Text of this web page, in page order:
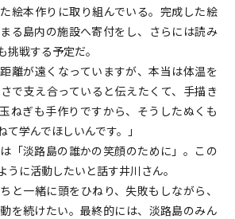
絵本作りに取り組んでいる。完成した絵
る島内の施設へ寄付をし、さらには読み
戦する予定だ。
離が遠くなっていますが、本当は体温を
で支え合っていると伝えたくて、手描き
ねぎも手作りですから、そうしたぬくも
学んでほしいんです。」
「淡路島の誰かの笑顔のために」。この
うに活動したいと話す井川さん。
と一緒に頭をひねり、失敗もしながら、
を続けたい。最終的には、淡路島のみん